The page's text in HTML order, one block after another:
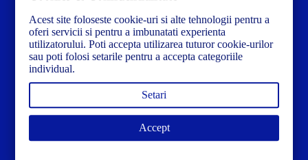
Link-uri utile
Acest site foloseste cookie-uri si alte tehnologii pentru a
oferi servicii si pentru a imbunatati experienta
utilizatorului. Poti accepta utilizarea tuturor cookie-urilor
sau poti folosi setarile pentru a accepta categoriile
individual.
Setari
Accept